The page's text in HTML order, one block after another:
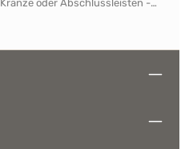
oder Abschlussleisten -
und DimensionenNahezu
handwerklichen Lackfarben von
kann in Ihrem
gestrichen werden -